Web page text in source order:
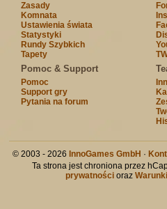
Zasady
Komnata
Ustawienia świata
Statystyki
Rundy Szybkich
Tapety
Pomoc & Support
Pomoc
Support gry
Pytania na forum
© 2003 - 2026 InnoGames GmbH ·
Ta strona jest chroniona przez
prywatnościoraz